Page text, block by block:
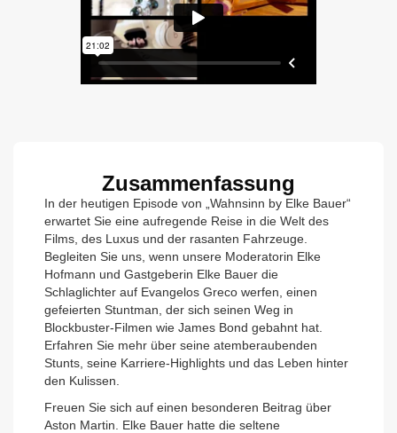
Zusammenfassung
In der heutigen Episode von „Wahnsinn by Elke Bauer“
erwartet Sie eine aufregende Reise in die Welt des
Films, des Luxus und der rasanten Fahrzeuge.
Begleiten Sie uns, wenn unsere Moderatorin Elke
Hofmann und Gastgeberin Elke Bauer die
Schlaglichter auf Evangelos Greco werfen, einen
gefeierten Stuntman, der sich seinen Weg in
Blockbuster-Filmen wie James Bond gebahnt hat.
Erfahren Sie mehr über seine atemberaubenden
Stunts, seine Karriere-Highlights und das Leben hinter
den Kulissen.
Freuen Sie sich auf einen besonderen Beitrag über
Aston Martin. Elke Bauer hatte die seltene